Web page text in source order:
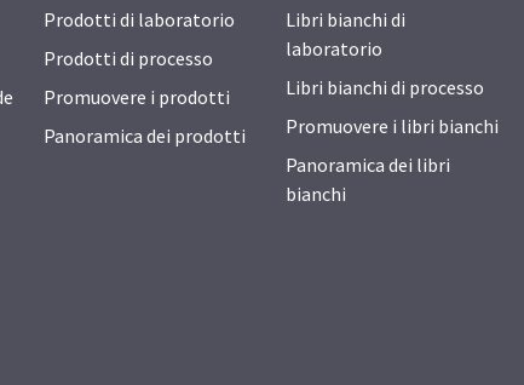
Prodotti di laboratorio
Prodotti di processo
Promuovere i prodotti
Panoramica dei prodotti
Libri bianchi di
laboratorio
Libri bianchi di processo
Promuovere i libri bianchi
Panoramica dei libri
bianchi